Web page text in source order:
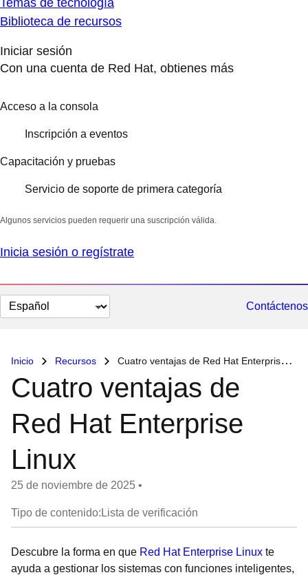
Temas de tecnología
Biblioteca de recursos
Iniciar sesión
Con una cuenta de Red Hat, obtienes más
Acceso a la consola
Inscripción a eventos
Capacitación y pruebas
Servicio de soporte de primera categoría
Algunos servicios pueden requerir una suscripción válida.
Inicia sesión o regístrate
Cambiar
el
Contáctenos
Inicio Recursos Cuatro ventajas de Red Hat Enterprise Linux
Cuatro ventajas de
Red Hat Enterprise
Linux
25 de noviembre de 2025 •
Tipo de contenido:Lista de verificación
Descubre la forma en que Red Hat Enterprise Linux te
ayuda a gestionar los sistemas con funciones inteligentes,